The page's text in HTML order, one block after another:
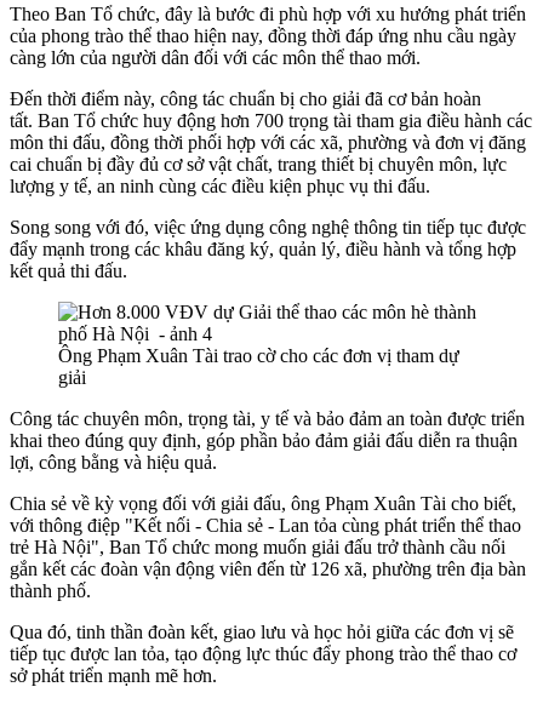
Theo Ban Tổ chức, đây là bước đi phù hợp với xu hướng phát triển
của phong trào thể thao hiện nay, đồng thời đáp ứng nhu cầu ngày
càng lớn của người dân đối với các môn thể thao mới.
Đến thời điểm này, công tác chuẩn bị cho giải đã cơ bản hoàn
tất. Ban Tổ chức huy động hơn 700 trọng tài tham gia điều hành các
môn thi đấu, đồng thời phối hợp với các xã, phường và đơn vị đăng
cai chuẩn bị đầy đủ cơ sở vật chất, trang thiết bị chuyên môn, lực
lượng y tế, an ninh cùng các điều kiện phục vụ thi đấu.
Song song với đó, việc ứng dụng công nghệ thông tin tiếp tục được
đẩy mạnh trong các khâu đăng ký, quản lý, điều hành và tổng hợp
kết quả thi đấu.
Ông Phạm Xuân Tài trao cờ cho các đơn vị tham dự
giải
Công tác chuyên môn, trọng tài, y tế và bảo đảm an toàn được triển
khai theo đúng quy định, góp phần bảo đảm giải đấu diễn ra thuận
lợi, công bằng và hiệu quả.
Chia sẻ về kỳ vọng đối với giải đấu, ông Phạm Xuân Tài cho biết,
với thông điệp "Kết nối - Chia sẻ - Lan tỏa cùng phát triển thể thao
trẻ Hà Nội", Ban Tổ chức mong muốn giải đấu trở thành cầu nối
gắn kết các đoàn vận động viên đến từ 126 xã, phường trên địa bàn
thành phố.
Qua đó, tinh thần đoàn kết, giao lưu và học hỏi giữa các đơn vị sẽ
tiếp tục được lan tỏa, tạo động lực thúc đẩy phong trào thể thao cơ
sở phát triển mạnh mẽ hơn.